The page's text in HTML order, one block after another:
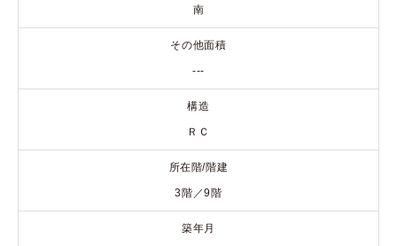
南
その他面積
---
構造
ＲＣ
所在階/階建
3階／9階
築年月